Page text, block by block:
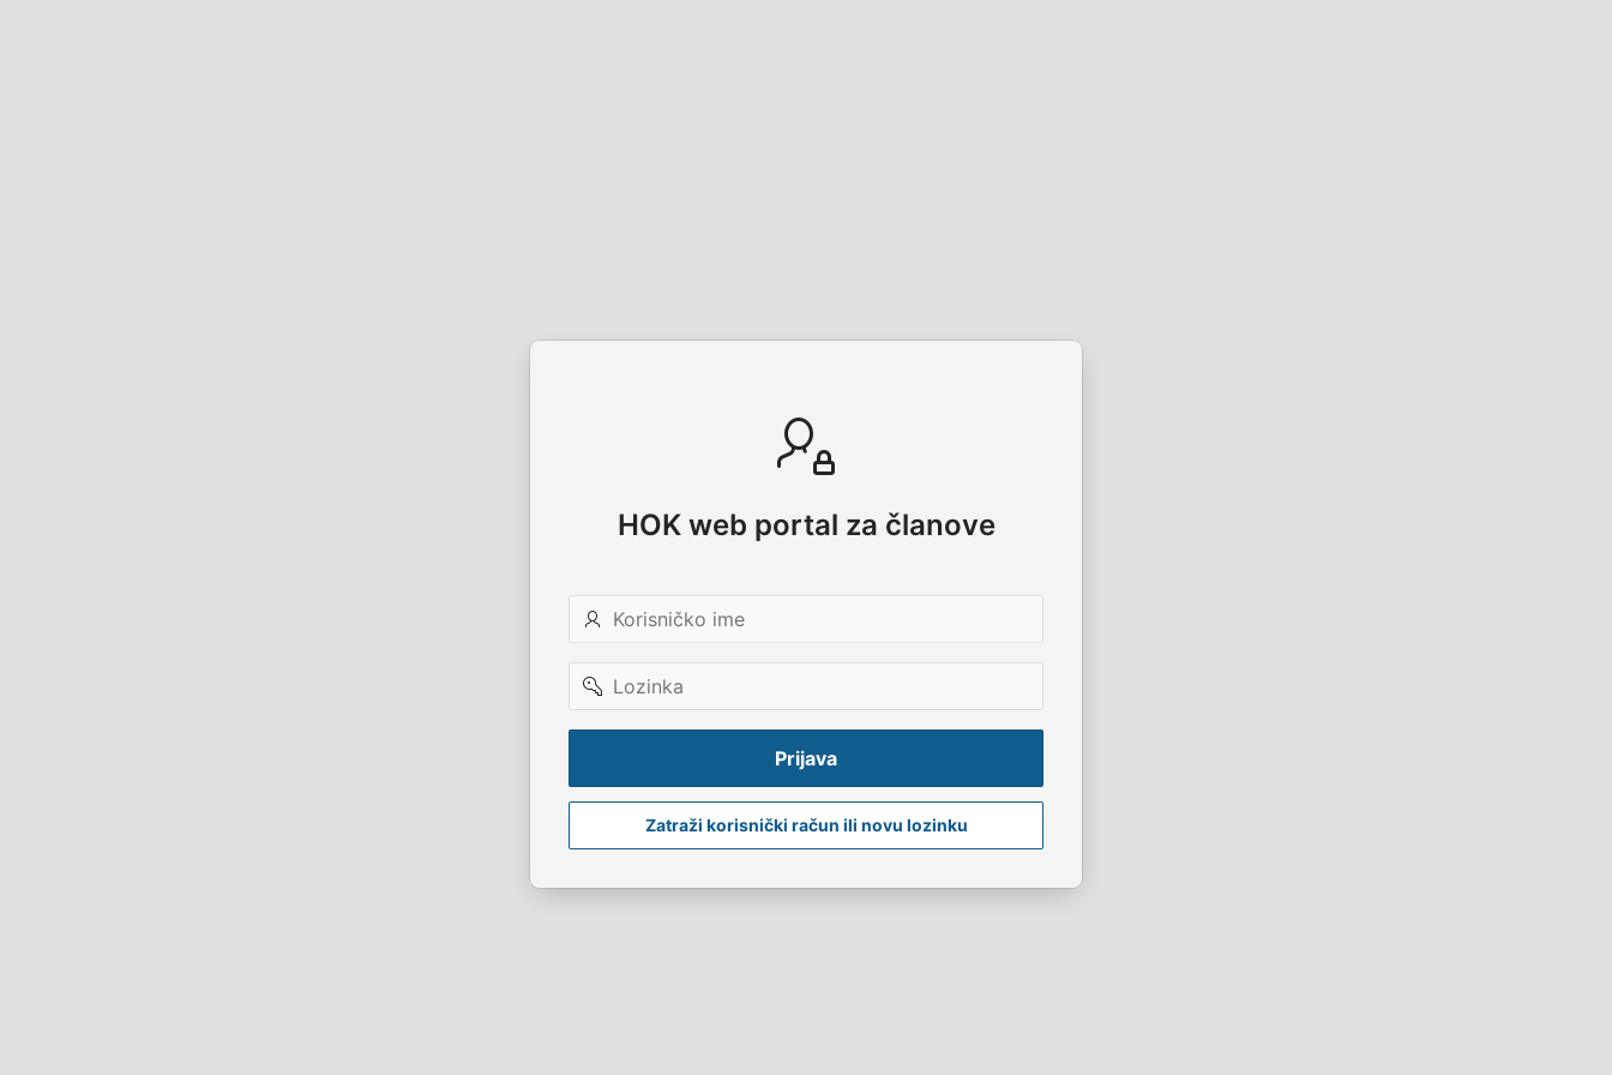
HOK web portal za članove
Korisničko
ime
Lozinka
Prijava
Zatraži korisnički račun ili novu lozinku